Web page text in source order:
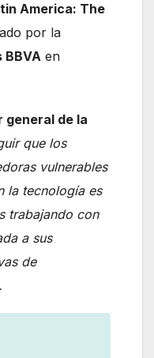
America: The
por la
BBVA en
general de la
que los
vulnerables
la tecnología es
trabajando con
a sus
de